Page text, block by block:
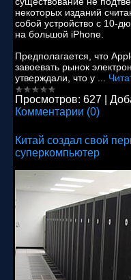
некоторых изданий
собой устройство с 10-
на большой iPhone.
Предполагается, что
завоевать рынок
утверждали, что у ...
Просмотров: 627
Комментарии (0)
Китай создал свой
суперкомпьютер